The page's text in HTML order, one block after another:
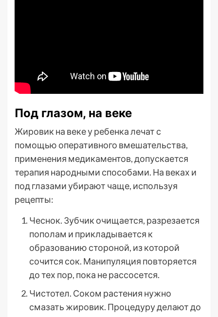
Под глазом, на веке
Жировик на веке у ребенка лечат с
помощью оперативного вмешательства,
применения медикаментов, допускается
терапия народными способами. На веках и
под глазами убирают чаще, используя
рецепты:
Чеснок. Зубчик очищается, разрезается
пополам и прикладывается к
образованию стороной, из которой
сочится сок. Манипуляция повторяется
до тех пор, пока не рассосется.
Чистотел. Соком растения нужно
смазать жировик. Процедуру делают до